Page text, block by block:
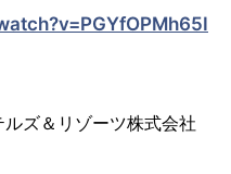
ズ＆リゾーツ株式会社